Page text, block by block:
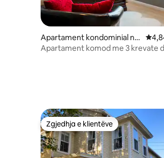
Apartament kondominial në
Fairfield
Apartament komod me 3 krevate
Zgjedhja e klientëve
Zgjedhja e klientëve